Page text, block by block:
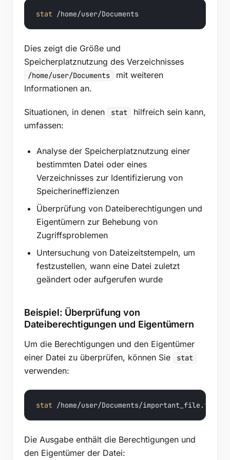
stat /home/user/Documents
Dies zeigt die Größe und
Speicherplatznutzung des Verzeichnisses
/home/user/Documents
mit weiteren
Informationen an.
Situationen, in denen stat
hilfreich sein kann,
umfassen:
Analyse der Speicherplatznutzung einer
bestimmten Datei oder eines
Verzeichnisses zur Identifizierung von
Speicherineffizienzen
Überprüfung von Dateiberechtigungen und
Eigentümern zur Behebung von
Zugriffsproblemen
Untersuchung von Dateizeitstempeln, um
festzustellen, wann eine Datei zuletzt
geändert oder aufgerufen wurde
Beispiel: Überprüfung von
Dateiberechtigungen und Eigentümern
Um die Berechtigungen und den Eigentümer
einer Datei zu überprüfen, können Sie
stat
verwenden:
stat /home/user/Documents/important_file.txt
Die Ausgabe enthält die Berechtigungen und
den Eigentümer der Datei: